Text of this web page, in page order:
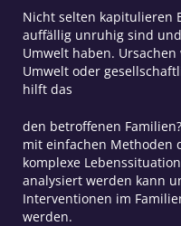
Nicht selten kapitulieren
auffällig unruhig sind
Umwelt haben.
Umwelt oder
hilft das
den betroffenen
mit einfachen Methoden
komplexe
analysiert werden kann
Interventionen im
werden.